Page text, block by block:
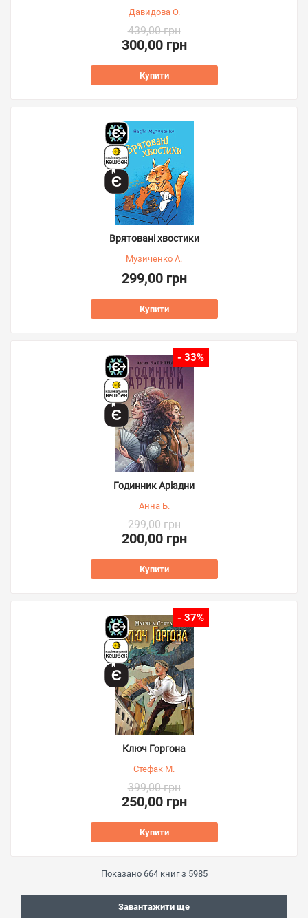
Давидова О.
439,00 грн
300,00 грн
Купити
Врятовані хвостики
Музиченко А.
299,00 грн
Купити
- 33%
Годинник Аріадни
Анна Б.
299,00 грн
200,00 грн
Купити
- 37%
Ключ Горгона
Стефак М.
399,00 грн
250,00 грн
Купити
Показано 664книг з 5985
Завантажити ще